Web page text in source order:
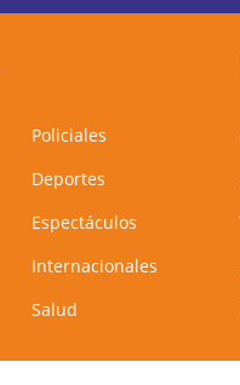
Policiales
Deportes
Espectáculos
Internacionales
Salud